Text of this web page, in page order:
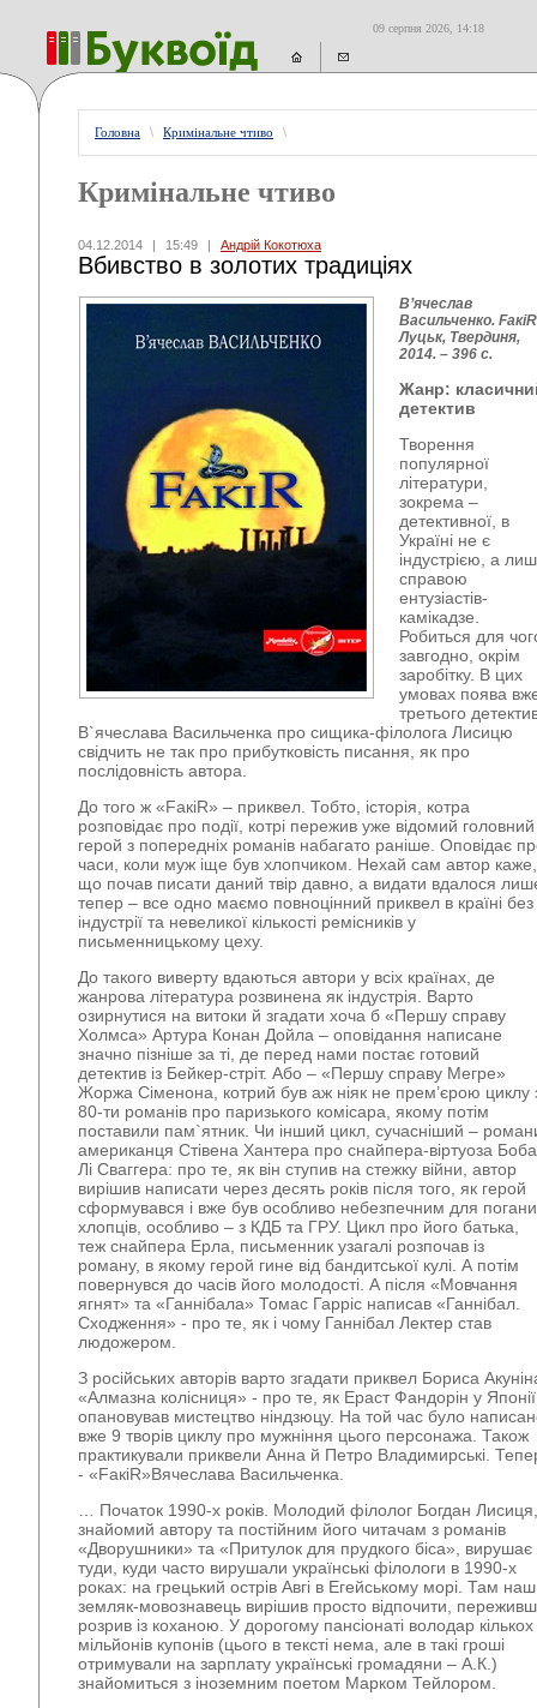
09 серпня 2026, 14:18
Головна \ Кримінальне чтиво \
Кримінальне чтиво
04.12.2014 | 15:49 | Андрій Кокотюха
Вбивство в золотих традиціях
В’ячеслав
Васильченко.
Луцьк, Твердиня,
2014. – 396 с.
Жанр:
детектив
Творення
популярної
літератури,
зокрема –
детективної, в
Україні не є
індустрією, а
справою
ентузіастів-
камікадзе.
Робиться для
завгодно, окрім
заробітку. В цих
умовах поява
третього
В`ячеслава Васильченка про сищика-філолога Лисицю
свідчить не так про прибутковість писання, як про
послідовність автора.
До того ж «FaкiR» – приквел. Тобто, історія, котра
розповідає про події, котрі пережив уже відомий головний
герой з попередніх романів набагато раніше. Оповідає
часи, коли муж іще був хлопчиком. Нехай сам автор каже,
що почав писати даний твір давно, а видати вдалося
тепер – все одно маємо повноцінний приквел в країні без
індустрії та невеликої кількості ремісників у
письменницькому цеху.
До такого виверту вдаються автори у всіх країнах, де
жанрова література розвинена як індустрія. Варто
озирнутися на витоки й згадати хоча б «Першу справу
Холмса» Артура Конан Дойла – оповідання написане
значно пізніше за ті, де перед нами постає готовий
детектив із Бейкер-стріт. Або – «Першу справу Мегре»
Жоржа Сіменона, котрий був аж ніяк не прем’єрою циклу
80-ти романів про паризького комісара, якому потім
поставили пам`ятник. Чи інший цикл, сучасніший –
американця Стівена Хантера про снайпера-віртуоза Боба
Лі Сваггера: про те, як він ступив на стежку війни, автор
вирішив написати через десять років після того, як герой
сформувався і вже був особливо небезпечним для
хлопців, особливо – з КДБ та ГРУ. Цикл про його батька,
теж снайпера Ерла, письменник узагалі розпочав із
роману, в якому герой гине від бандитської кулі. А потім
повернувся до часів його молодості. А після «Мовчання
ягнят» та «Ганнібала» Томас Гарріс написав «Ганнібал.
Сходження» - про те, як і чому Ганнібал Лектер став
людожером.
З російських авторів варто згадати приквел Бориса
«Алмазна колісниця» - про те, як Ераст Фандорін у Японії
опановував мистецтво ніндзюцу. На той час було
вже 9 творів циклу про мужніння цього персонажа. Також
практикували приквели Анна й Петро Владимирські.
- «FaкiR»Вячеслава Васильченка.
… Початок 1990-х років. Молодий філолог Богдан Лисиця,
знайомий автору та постійним його читачам з романів
«Дворушники» та «Притулок для прудкого біса», вирушає
туди, куди часто вирушали українські філологи в 1990-х
роках: на грецький острів Авгі в Егейському морі. Там наш
земляк-мовознавець вирішив просто відпочити,
розрив із коханою. У дорогому пансіонаті володар кількох
мільйонів купонів (цього в тексті нема, але в такі гроші
отримували на зарплату українські громадяни – А.К.)
знайомиться з іноземним поетом Марком Тейлором.